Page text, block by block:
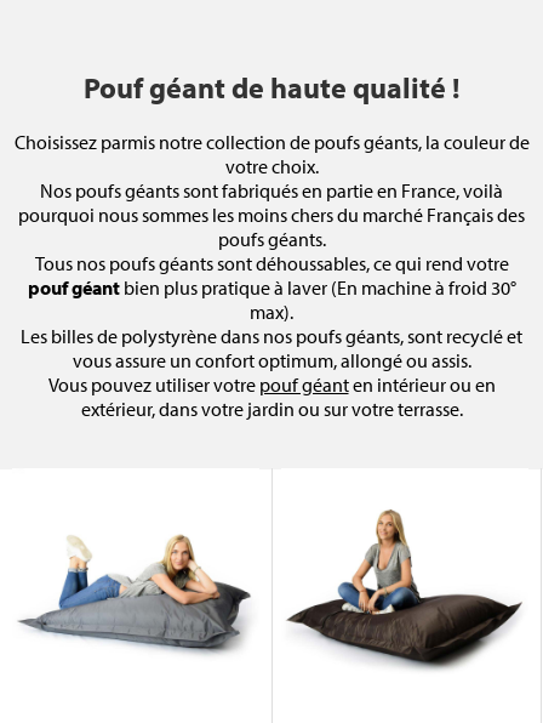
Pouf géant de haute qualité !
Choisissez parmis notre collection de poufs géants, la couleur de
votre choix.
Nos poufs géants sont fabriqués en partie en France, voilà
pourquoi nous sommes les moins chers du marché Français des
poufs géants.
Tous nos poufs géants sont déhoussables, ce qui rend votre
pouf géantbien plus pratique à laver (En machine à froid 30°
max).
Les billes de polystyrène dans nos poufs géants, sont recyclé et
vous assure un confort optimum, allongé ou assis.
Vous pouvez utiliser votre pouf géanten intérieur ou en
extérieur, dans votre jardin ou sur votre terrasse.